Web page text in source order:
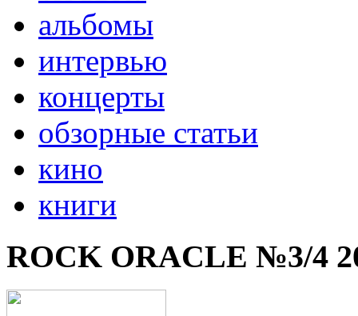
альбомы
интервью
концерты
обзорные статьи
кино
книги
ROCK ORACLE №3/4